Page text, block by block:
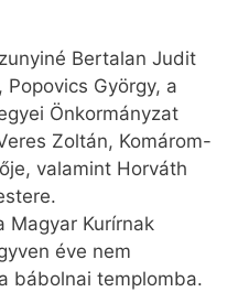
Bertalan Judit
György, a
Önkormányzat
Zoltán, Komárom-
valamint Horváth
Magyar Kurírnak
éve nem
bábolnai templomba.